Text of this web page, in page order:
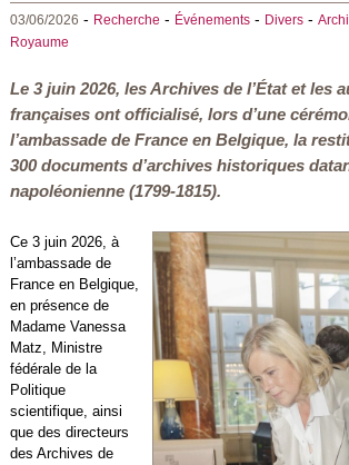
03/06/2026 - Recherche - Événements- Divers-
Royaume
Le 3 juin 2026, les Archives de l’État et les
françaises ont officialisé, lors d’une
l’ambassade de France en Belgique, la
300 documents d’archives historiques
napoléonienne (1799-1815).
Ce 3 juin 2026, à
l’ambassade de
France en Belgique,
en présence de
Madame Vanessa
Matz, Ministre
fédérale de la
Politique
scientifique, ainsi
que des directeurs
des Archives de